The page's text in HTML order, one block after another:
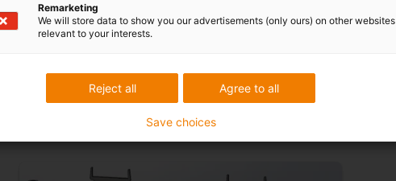
Remarketing
We will store data to show you our advertisements (only ours) on other websites
relevant to your interests.
Agree to all
Reject all
Save choices